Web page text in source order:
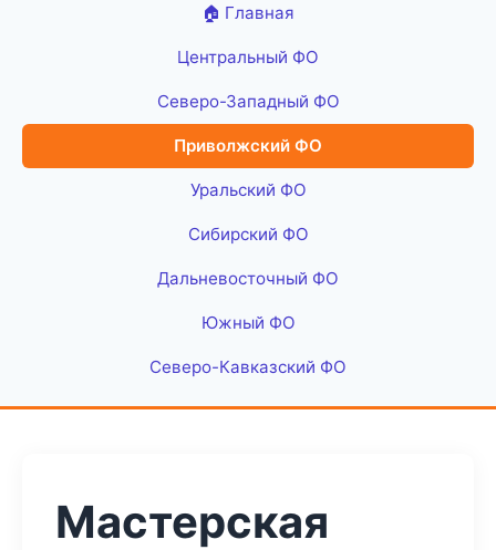
🏠 Главная
Центральный ФО
Северо-Западный ФО
Приволжский ФО
Уральский ФО
Сибирский ФО
Дальневосточный ФО
Южный ФО
Северо-Кавказский ФО
Мастерская